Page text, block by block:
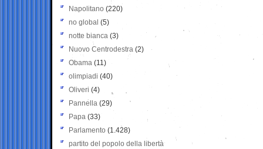
Napolitano (220)
no global (5)
notte bianca (3)
Nuovo Centrodestra (2)
Obama (11)
olimpiadi (40)
Oliveri (4)
Pannella (29)
Papa (33)
Parlamento (1.428)
partito del popolo della libertà